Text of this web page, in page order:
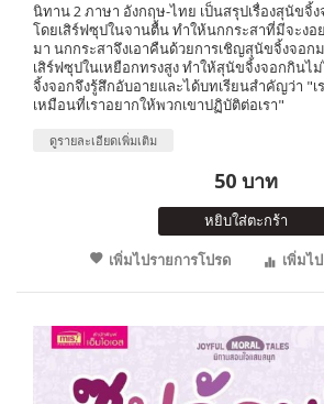
นิทาน 2 ภาษา อังกฤษ-ไทย เป็นสรุปเรื่องสุนัขจิ้
โดยเสิร์ฟซุปในจานตื้น ทำให้นกกระสาที่มีจะงอ
มา นกกระสาจึงเอาคืนด้วยการเชิญสุนัขจิ้งจอก
เสิร์ฟซุปในเหยือกทรงสูง ทำให้สุนัขจิ้งจอกกินไ
จิ้งจอกจึงรู้สึกอับอายและได้บทเรียนสำคัญว่า "
เหมือนที่เราอยากให้พวกเขาปฏิบัติต่อเรา"
ดูรายละเอียดเพิ่มเติม
50 บาท
หยิบใส่ตะกร้า
เพิ่มไปรายการโปรด
เพิ่มไ